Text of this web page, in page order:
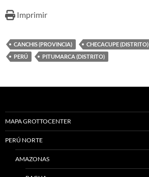
Imprimir
CANCHIS (PROVINCIA) CHECACUPE (DISTRITO)
PERÚ
PITUMARCA (DISTRITO)
MAPA GROTTOCENTER
PERÚ NORTE
AMAZONAS